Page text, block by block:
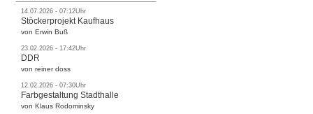
14.07.2026 - 07:12Uhr
Stöckerprojekt Kaufhaus
von Erwin Buß
23.02.2026 - 17:42Uhr
DDR
von reiner doss
12.02.2026 - 07:30Uhr
Farbgestaltung Stadthalle
von Klaus Rodominsky